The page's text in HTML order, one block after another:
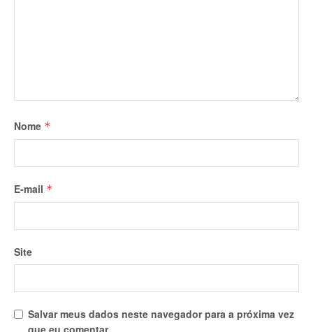
Nome *
E-mail *
Site
Salvar meus dados neste navegador para a próxima vez
que eu comentar.